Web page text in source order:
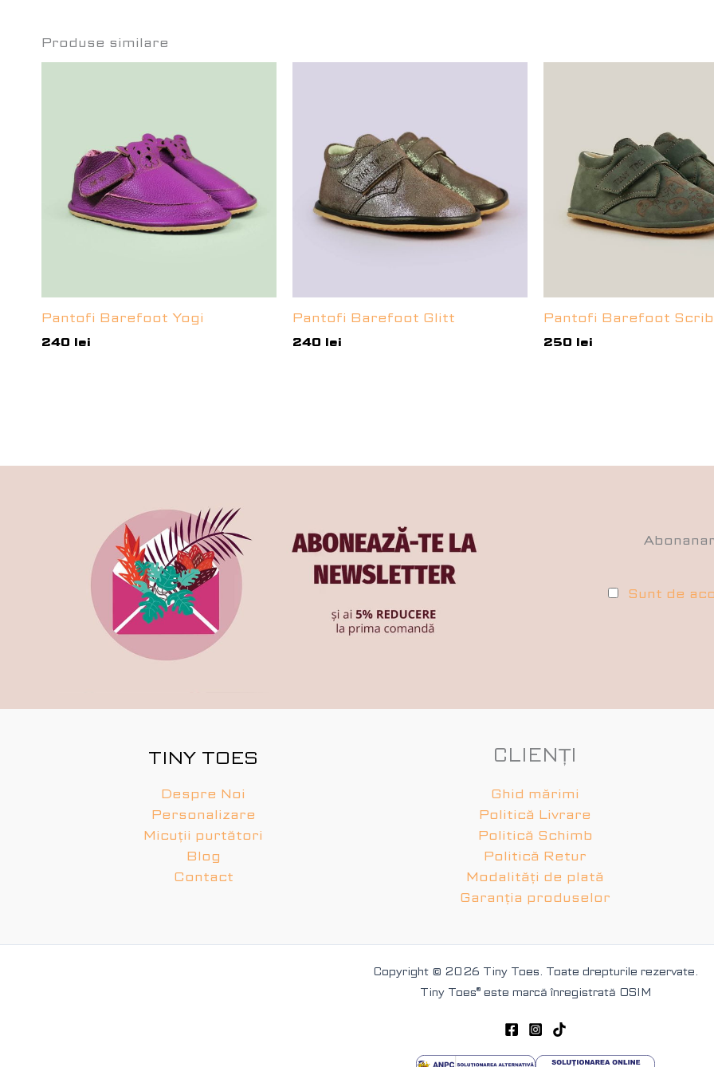
Produse similare
Pantofi Barefoot Yogi
240 lei
Pantofi Barefoot Glitt
240 lei
Pantofi Barefoot
250 lei
Sunt de
TINY TOES
Despre Noi
Personalizare
Micuții purtători
Blog
Contact
CLIENȚI
Ghid mărimi
Politică Livrare
Politică Schimb
Politică Retur
Modalități de plată
Garanția produselor
Copyright © 2026 Tiny Toes. Toate drepturile rezervate.
Tiny Toes®este marcă înregistrată OSIM